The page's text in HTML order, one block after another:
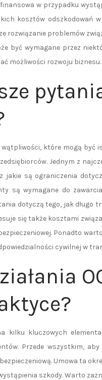
w przypadku
kosztów odszkodowań
rozwiązanie problemów
być wymagane przez
możliwości rozwoju biznesu.
które mogą być
Jednym z
są ograniczenia
są wymagane do
dotyczą tego, jak długo
się także kosztami
Ponadto
cywilnej w
kilku kluczowych
Przede wszystkim,
Umowa ta
szkody. Warto